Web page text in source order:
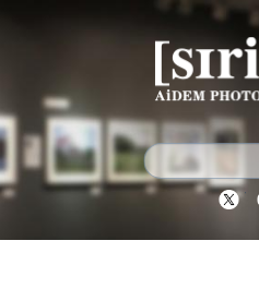
シリウスについて
展示スケジュール